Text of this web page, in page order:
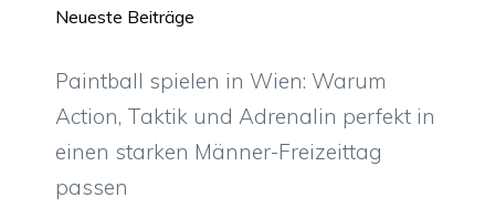
Neueste Beiträge
Paintball spielen in Wien: Warum
Action, Taktik und Adrenalin perfekt in
einen starken Männer-Freizeittag
passen